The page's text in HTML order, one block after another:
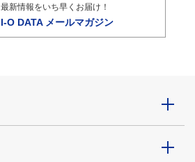
最新情報をいち早くお届け！
I-O DATA メールマガジン